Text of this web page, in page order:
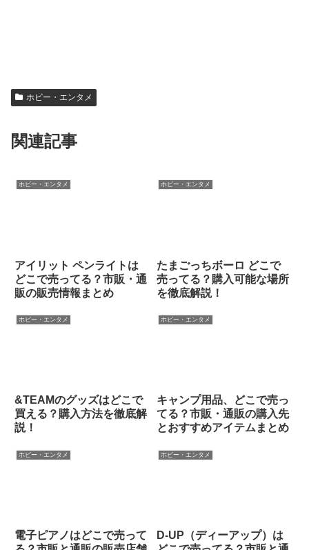
ホビー・エンタメ
関連記事
ホビー・エンタメ
アイリット ペンライトは
どこで売ってる？市販・通
販の販売情報まとめ
ホビー・エンタメ
たまごっちボーロ どこで
売ってる？購入可能な場所
を徹底解説！
ホビー・エンタメ
&TEAMのグッズはどこで
買える？購入方法を徹底解
説！
ホビー・エンタメ
キャンプ用品、どこで売っ
てる？市販・通販の購入先
とおすすめアイテムまとめ
ホビー・エンタメ
電子ピアノはどこで売って
ホビー・エンタメ
D-UP（ディーアップ）は